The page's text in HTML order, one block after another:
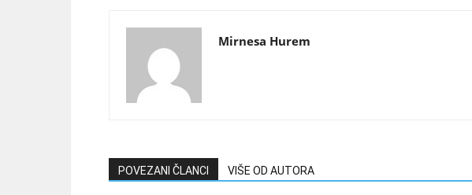
Mirnesa Hurem
POVEZANI ČLANCI VIŠE OD AUTORA